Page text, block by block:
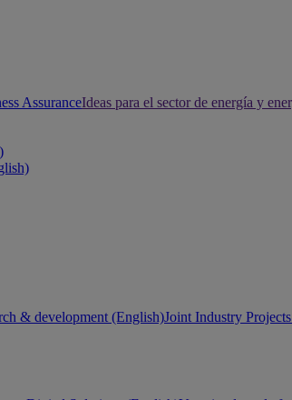
AssuranceIdeas para el sector de energía y
& development (English)Joint Industry